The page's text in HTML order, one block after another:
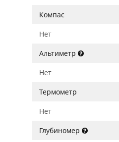
Компас
Нет
Альтиметр
Нет
Термометр
Нет
Глубиномер